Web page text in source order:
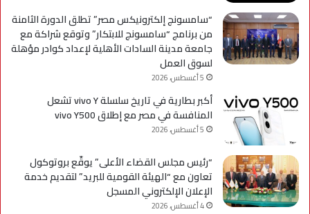
“سامسونج إلكترونيكس مصر” تطلق الدورة الثامنة
من برنامج “سامسونج للابتكار” وتوقع شراكة مع
جامعة مدينة السادات الأهلية لإعداد كوادر مؤهلة
لسوق العمل
5 أغسطس، 2026
أكبر بطارية في تاريخ سلسلة vivo Y تشعل
المنافسة في مصر مع إطلاق vivo Y500
5 أغسطس، 2026
“رئيس مجلس القضاء الأعلى” يوقّع بروتوكول
تعاون مع “الهيئة القومية للبريد” لتقديم خدمة
الإعلان الإلكتروني المسجل
4 أغسطس، 2026